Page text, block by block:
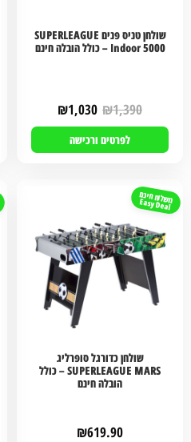
שולחן טניס פנים SUPERLEAGUE
Indoor 5000 – כולל הובלה חינם
₪1,390
₪1,030
לפרטים ורכישה
משלוח חינם
Easy Deal
שולחן כדורגל סופרליג
SUPERLEAGUE MARS – כולל
הובלה חינם
₪619.90